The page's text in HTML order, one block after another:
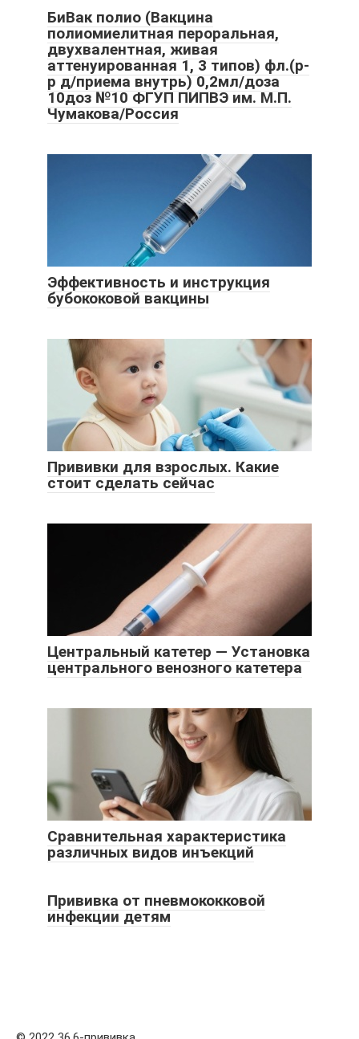
БиВак полио (Вакцина
полиомиелитная пероральная,
двухвалентная, живая
аттенуированная 1, 3 типов) фл.(р-
р д/приема внутрь) 0,2мл/доза
10доз №10 ФГУП ПИПВЭ им. М.П.
Чумакова/Россия
Эффективность и инструкция
бубококовой вакцины
Прививки для взрослых. Какие
стоит сделать сейчас
Центральный катетер — Установка
центрального венозного катетера
Сравнительная характеристика
различных видов инъекций
Прививка от пневмококковой
инфекции детям